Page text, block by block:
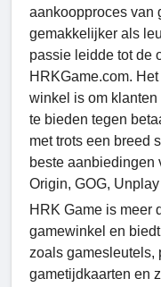
aankoopproces van
gemakkelijker als
passie leidde tot de
HRKGamе.com.
winkel is om
te bieden tegen
met trots een breed
beste aanbiedingen
Origin, GOG,
HRK Game is meer
gamewinkel en
zoals gamesleutels,
gametijdkaarten en